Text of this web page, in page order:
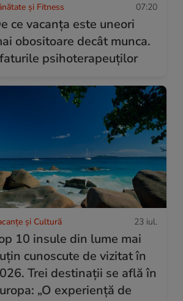
și Fitness 07:20
ce vacanța este uneori
obositoare decât munca.
psihoterapeuților
și Cultură 23 iul.
10 insule din lume mai
cunoscute de vizitat în
Trei destinații se află în
„O experiență de